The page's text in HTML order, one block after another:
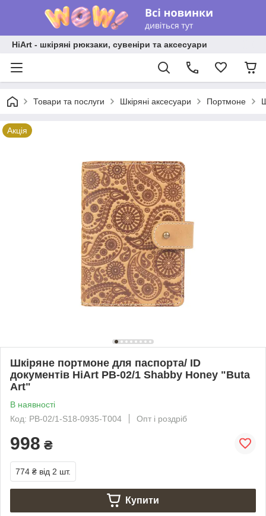
HiArt - шкіряні рюкзаки, сувеніри та аксесуари
Товари та послуги Шкіряні аксесуари Портмоне
Акція
Шкіряне портмоне для паспорта/ ID
документів HiArt PB-02/1 Shabby Honey "Buta
Art"
В наявності
Код: PB-02/1-S18-0935-T004
Опт і роздріб
998 ₴
774 ₴ від 2 шт.
Купити